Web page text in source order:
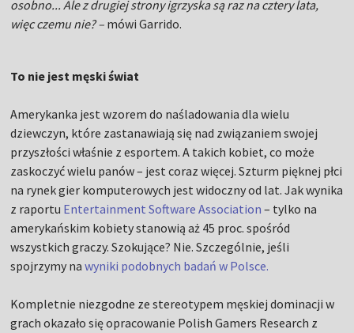
osobno... Ale z drugiej strony igrzyska są raz na cztery lata,
więc czemu nie? – mówi Garrido.
To nie jest męski świat
Amerykanka jest wzorem do naśladowania dla wielu
dziewczyn, które zastanawiają się nad związaniem swojej
przyszłości właśnie z esportem. A takich kobiet, co może
zaskoczyć wielu panów – jest coraz więcej. Szturm pięknej płci
na rynek gier komputerowych jest widoczny od lat. Jak wynika
z raportu Entertainment Software Association – tylko na
amerykańskim kobiety stanowią aż 45 proc. spośród
wszystkich graczy. Szokujące? Nie. Szczególnie, jeśli
spojrzymy nawyniki podobnych badań w Polsce.
Kompletnie niezgodne ze stereotypem męskiej dominacji w
grach okazało się opracowanie Polish Gamers Research z